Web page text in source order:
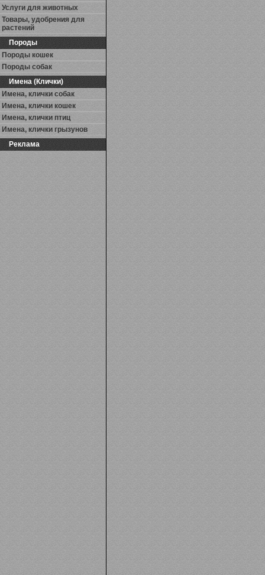
Услуги для животных
Товары, удобрения для
растений
Породы
Породы кошек
Породы собак
Имена (Клички)
Имена, клички собак
Имена, клички кошек
Имена, клички птиц
Имена, клички грызунов
Реклама